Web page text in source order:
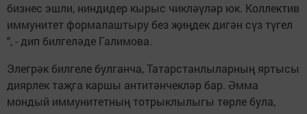
бизнес эшли, ниндидер кырыс чикләүләр юк. Коллектив
иммунитет формалаштыру без җиңдек дигән сүз түгел
", - дип билгеләде Галимова.
Элегрәк билгеле булганча, Татарстанлыларның яртысы
диярлек таҗга каршы антитәнчекләр бар. Әмма
мондый иммунитетның тотрыклылыгы төрле була,